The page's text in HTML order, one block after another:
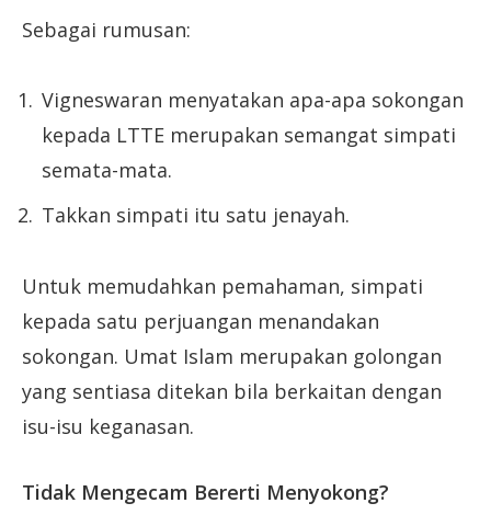
Sebagai rumusan:
Vigneswaran menyatakan apa-apa sokongan
kepada LTTE merupakan semangat simpati
semata-mata.
Takkan simpati itu satu jenayah.
Untuk memudahkan pemahaman, simpati
kepada satu perjuangan menandakan
sokongan. Umat Islam merupakan golongan
yang sentiasa ditekan bila berkaitan dengan
isu-isu keganasan.
Tidak Mengecam Bererti Menyokong?